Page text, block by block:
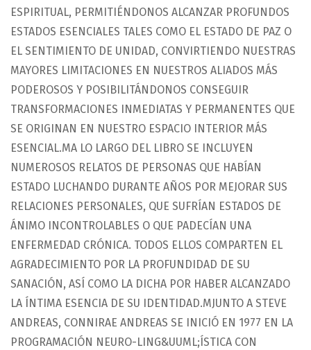
ESPIRITUAL, PERMITIÉNDONOS ALCANZAR PROFUNDOS
ESTADOS ESENCIALES TALES COMO EL ESTADO DE PAZ O
EL SENTIMIENTO DE UNIDAD, CONVIRTIENDO NUESTRAS
MAYORES LIMITACIONES EN NUESTROS ALIADOS MÁS
PODEROSOS Y POSIBILITÁNDONOS CONSEGUIR
TRANSFORMACIONES INMEDIATAS Y PERMANENTES QUE
SE ORIGINAN EN NUESTRO ESPACIO INTERIOR MÁS
ESENCIAL.MA LO LARGO DEL LIBRO SE INCLUYEN
NUMEROSOS RELATOS DE PERSONAS QUE HABÍAN
ESTADO LUCHANDO DURANTE AÑOS POR MEJORAR SUS
RELACIONES PERSONALES, QUE SUFRÍAN ESTADOS DE
ÁNIMO INCONTROLABLES O QUE PADECÍAN UNA
ENFERMEDAD CRÓNICA. TODOS ELLOS COMPARTEN EL
AGRADECIMIENTO POR LA PROFUNDIDAD DE SU
SANACIÓN, ASÍ COMO LA DICHA POR HABER ALCANZADO
LA ÍNTIMA ESENCIA DE SU IDENTIDAD.MJUNTO A STEVE
ANDREAS, CONNIRAE ANDREAS SE INICIÓ EN 1977 EN LA
PROGRAMACIÓN NEURO-LING&UUML;ÍSTICA CON